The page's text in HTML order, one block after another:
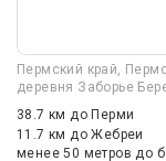
Пермский край,
деревня Заборье
38.7 кмдо Перми
11.7 кмдо Жебреи
менее 50 метров до